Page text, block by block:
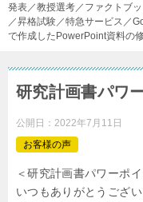
発表／教授選考／ファクトブ
／昇格試験／特急サービス／
で作成したPowerPoint資料の
研究計画書パワ
公開日： 2022年7月11日
お客様の声
＜研究計画書パワーポ
いつもありがとうござい